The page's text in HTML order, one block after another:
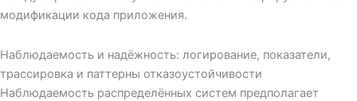
модификации кода приложения.
Наблюдаемость и надёжность: логирование, показатели,
трассировка и паттерны отказоустойчивости
Наблюдаемость распределённых систем предполагает